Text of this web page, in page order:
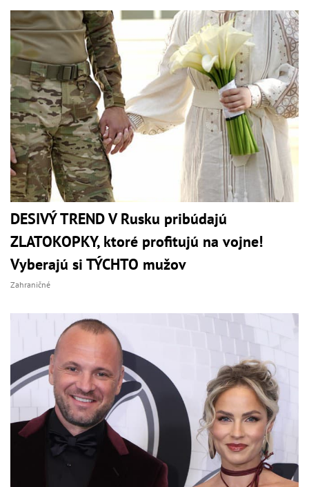
DESIVÝ TREND V Rusku pribúdajú
ZLATOKOPKY, ktoré profitujú na vojne!
Vyberajú si TÝCHTO mužov
Zahraničné